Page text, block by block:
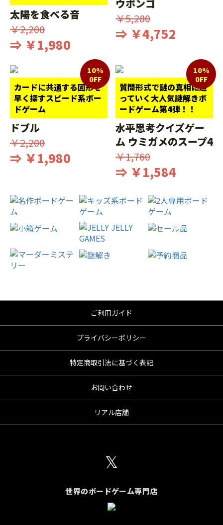
太陽を食べる音
￥2,200
⇒ ￥1,980
ウボンゴ
￥5,280
⇒ ￥4,752
カードに共通する図形を
早く探すスピード系ボー
ドゲーム
10%
0FF
ドブル
￥2,200
⇒ ￥1,980
質問形式で謎の真相に迫
っていく大人気謎解きボ
ードゲーム第4弾！！
10%
0FF
水平思考クイズゲー
ム ウミガメのスープ4
￥1,760
⇒ ￥1,584
ご利用ガイド
プライバシーポリシー
特定商取引法に基づく表記
お問い合わせ
リアル店舗
𝕏
世界のボードゲーム専門店